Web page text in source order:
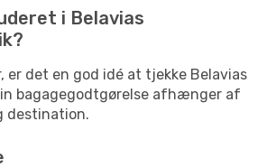
i Belavias
er det en god idé at tjekke Belavias
bagagegodtgørelse afhænger af
destination.